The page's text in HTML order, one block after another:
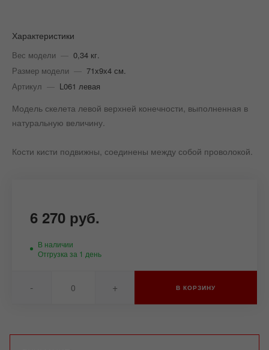
Характеристики
Вес модели — 0,34 кг.
Размер модели — 71х9х4 см.
Артикул — L061 левая
Модель скелета левой верхней конечности, выполненная в
натуральную величину.
Кости кисти подвижны, соединены между собой проволокой.
6 270 руб.
В наличии
Отгрузка за 1 день
- + В КОРЗИНУ